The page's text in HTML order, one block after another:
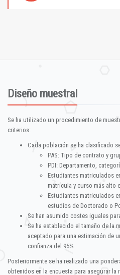
Diseño muestral
Se ha utilizado un procedimiento de
criterios:
Cada población se ha clasificado
PAS: Tipo de contrato y
PDI: Departamento,
Estudiantes matriculados
matrícula y curso más alto
Estudiantes matriculados
estudios de Doctorado o
Se han asumido costes iguales
Se ha establecido el tamaño de la
aceptado para una estimación de
confianza del 95%
Posteriormente se ha realizado una
obtenidos en la encuesta para asegurar